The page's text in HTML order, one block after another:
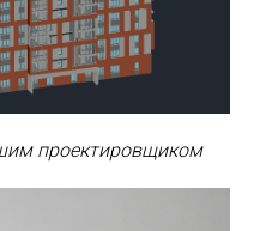
проектировщиком